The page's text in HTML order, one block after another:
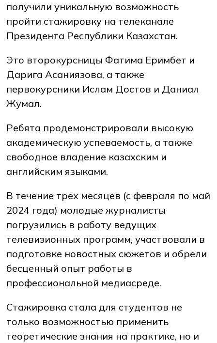
получили уникальную возможность
пройти стажировку на телеканале
Президента Республики Казахстан.
Это второкурсницы Фатима Еримбет и
Дарига Асаниязова, а также
первокурсники Ислам Достов и Даниал
Жумал.
Ребята продемонстрировали высокую
академическую успеваемость, а также
свободное владение казахским и
английским языками.
В течение трех месяцев (с февраля по май
2024 года) молодые журналисты
погрузились в работу ведущих
телевизионных программ, участвовали в
подготовке новостных сюжетов и обрели
бесценный опыт работы в
профессиональной медиасреде.
Стажировка стала для студентов не
только возможностью применить
теоретические знания на практике, но и